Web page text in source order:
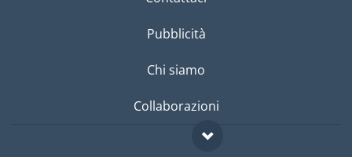
Pubblicità
Chi siamo
Collaborazioni